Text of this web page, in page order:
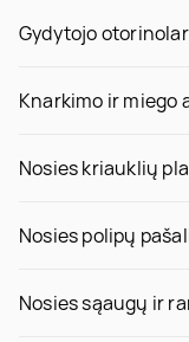
Gydytojo
Knarkimo ir miego
Nosies kriauklių
Nosies polipų
Nosies sąaugų ir